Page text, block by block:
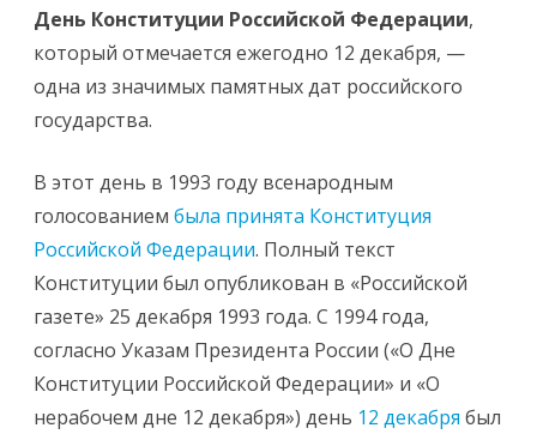
День Конституции Российской Федерации,
который отмечается ежегодно 12 декабря, —
одна из значимых памятных дат российского
государства.
В этот день в 1993 году всенародным
голосованием была принята Конституция
Российской Федерации. Полный текст
Конституции был опубликован в «Российской
газете» 25 декабря 1993 года. С 1994 года,
согласно Указам Президента России («О Дне
Конституции Российской Федерации» и «О
нерабочем дне 12 декабря») день 12 декабря был